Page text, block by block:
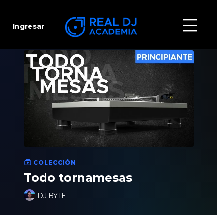
Ingresar
COLECCIÓN
Todo tornamesas
DJ BYTE